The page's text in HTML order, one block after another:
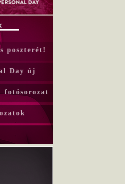
poszterét!
Day új
fotósorozat